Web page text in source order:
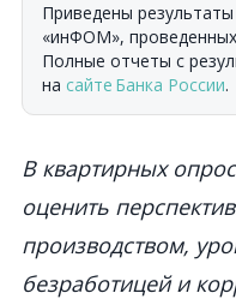
Приведены
«инФОМ»,
Полные отчеты с
на сайте Банка России.
В квартирных
оценить
производством,
безработицей и